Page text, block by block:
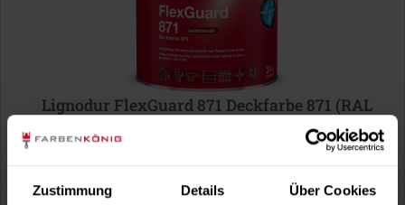
Zustimmung Details Über Cookies
Lignodur FlexGuard 871 Deckfarbe 871 (RAL
wasserbasiert, hoch wetterbeständig, diffusionsfähig,
Verfügbare Varianten